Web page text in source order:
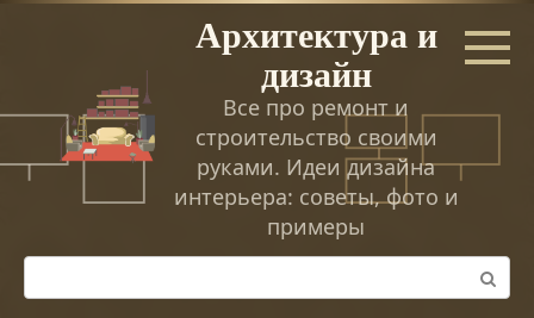
Перейти
Архитектура и
дизайн
Все про ремонт и
строительство своими
руками. Идеи дизайна
интерьера: советы, фото и
примеры
Поиск: